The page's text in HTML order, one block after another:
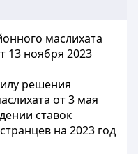
маслихата
13 ноября 2023
решения
от 3 мая
ставок
на 2023 год